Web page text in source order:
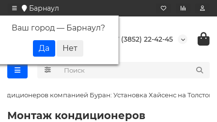
Барнаул
Ваш город — Барнаул?
+7 (3852) 22-42-45
компанией Буран: Установка Хайсенс на Толстого
Монтаж кондиционеров